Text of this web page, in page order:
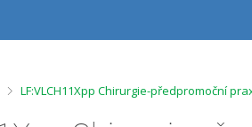
>
LF:VLCH11Xpp Chirurgie-předpromoční